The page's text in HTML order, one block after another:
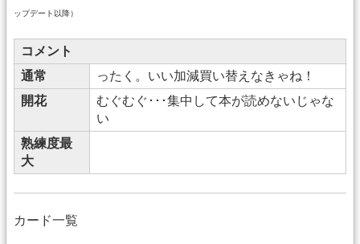
ップデート以降）
コメント
通常
ったく。いい加減買い替えなきゃね！
開花
むぐむぐ･･･集中して本が読めないじゃな
い
熟練度最
大
カード一覧